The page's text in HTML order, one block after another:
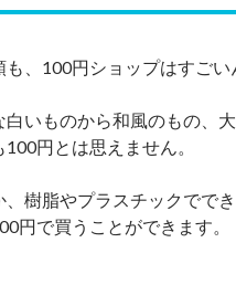
、100円ショップはすごい
いものから和風のもの、
円とは思えません。
樹脂やプラスチックでで
円で買うことができます。